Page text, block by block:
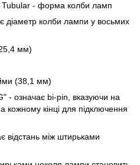
Tubular - форма колби ламп
діаметр колби лампи у восьмих
мм)
(38,1 мм)
- означає bi-pin, вказуючи на
кінці для підключення
відстань між штирьками